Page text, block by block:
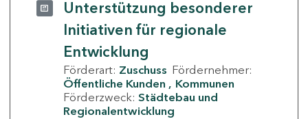
Unterstützung besonderer
Initiativen für regionale
Entwicklung
Förderart: Zuschuss Fördernehmer:
Öffentliche Kunden
Kommunen
Förderzweck: Städtebau und
Regionalentwicklung